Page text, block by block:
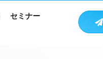
セミナー